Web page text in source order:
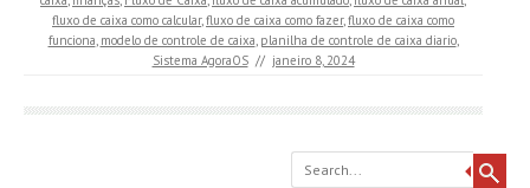
fluxo de caixa como calcular,fluxo de caixa como fazer,fluxo de caixa como
funciona, modelo de controle de caixa, planilha de controle de caixa diario,
Sistema AgoraOS // janeiro 8, 2024
Search